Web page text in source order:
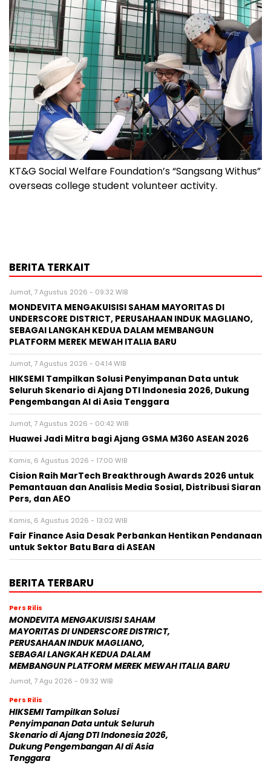
KT&G Social Welfare Foundation’s “Sangsang Withus”
overseas college student volunteer activity.
BERITA TERKAIT
Jumat, 7 Agustus 2026 - 09:32 WIB
MONDEVITA MENGAKUISISI SAHAM MAYORITAS DI
UNDERSCORE DISTRICT, PERUSAHAAN INDUK MAGLIANO,
SEBAGAI LANGKAH KEDUA DALAM MEMBANGUN
PLATFORM MEREK MEWAH ITALIA BARU
Jumat, 7 Agustus 2026 - 04:14 WIB
HIKSEMI Tampilkan Solusi Penyimpanan Data untuk
Seluruh Skenario di Ajang DTI Indonesia 2026, Dukung
Pengembangan AI di Asia Tenggara
Jumat, 7 Agustus 2026 - 00:42 WIB
Huawei Jadi Mitra bagi Ajang GSMA M360 ASEAN 2026
Kamis, 6 Agustus 2026 - 17:00 WIB
Cision Raih MarTech Breakthrough Awards 2026 untuk
Pemantauan dan Analisis Media Sosial, Distribusi Siaran
Pers, dan AEO
Kamis, 6 Agustus 2026 - 13:02 WIB
Fair Finance Asia Desak Perbankan Hentikan Pendanaan
untuk Sektor Batu Bara di ASEAN
BERITA TERBARU
Pers Rilis
MONDEVITA MENGAKUISISI SAHAM
MAYORITAS DI UNDERSCORE DISTRICT,
PERUSAHAAN INDUK MAGLIANO,
SEBAGAI LANGKAH KEDUA DALAM
MEMBANGUN PLATFORM MEREK MEWAH ITALIA BARU
Jumat, 7 Agu 2026 - 09:32 WIB
Pers Rilis
HIKSEMI Tampilkan Solusi
Penyimpanan Data untuk Seluruh
Skenario di Ajang DTI Indonesia 2026,
Dukung Pengembangan AI di Asia
Tenggara